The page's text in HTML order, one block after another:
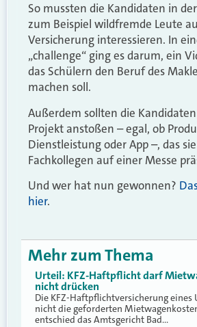
So mussten die Kandidaten in
zum Beispiel wildfremde Leute
Versicherung interessieren. In
„challenge“ ging es darum, ein
das Schülern den Beruf des
machen soll.
Außerdem sollten die
Projekt anstoßen – egal, ob
Dienstleistung oder App –, das
Fachkollegen auf einer Messe
Und wer hat nun gewonnen?
hier.
Mehr zum Thema
Urteil: KFZ-Haftpflicht darf
nicht drücken
Die KFZ-Haftpflichtversicherung eines
nicht die geforderten
entschied das Amtsgericht Bad…